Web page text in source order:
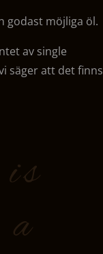
godast möjliga öl.
av single
säger att det finns
is